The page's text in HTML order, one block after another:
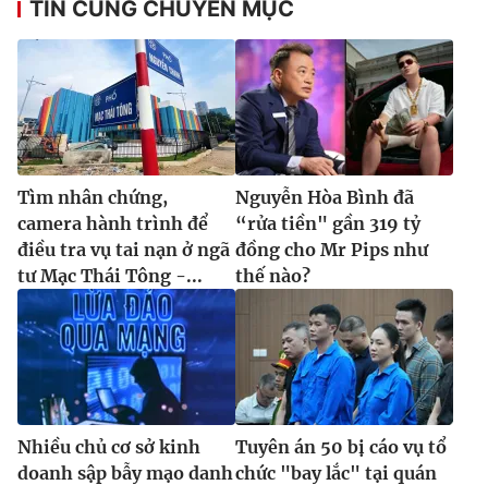
TIN CÙNG CHUYÊN MỤC
Tìm nhân chứng,
camera hành trình để
điều tra vụ tai nạn ở ngã
tư Mạc Thái Tông -...
Nguyễn Hòa Bình đã
“rửa tiền" gần 319 tỷ
đồng cho Mr Pips như
thế nào?
Nhiều chủ cơ sở kinh
doanh sập bẫy mạo danh
Tuyên án 50 bị cáo vụ tổ
chức "bay lắc" tại quán